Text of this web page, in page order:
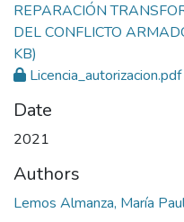
REPARACIÓN
DEL CONFLICTO
KB)
Licencia_autorizacion.pdf
Date
2021
Authors
Lemos Almanza, María